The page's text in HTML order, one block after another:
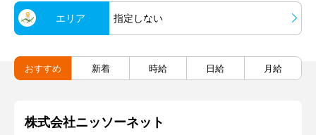
エリア 指定しない
おすすめ 新着 時給 日給 月給
株式会社ニッソーネット